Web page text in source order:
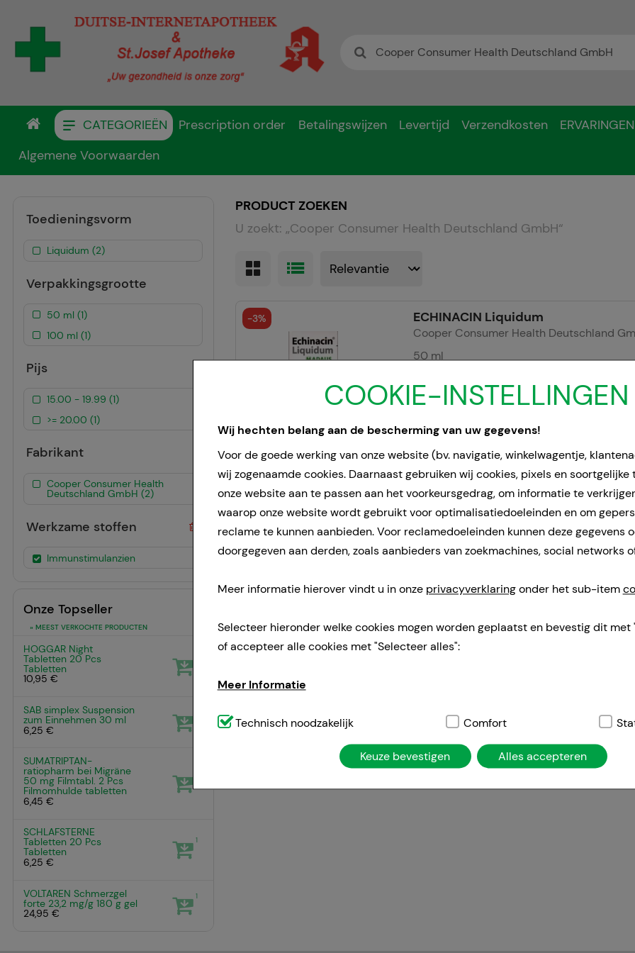
COOKIE-INSTELLINGEN
Wij hechten belang aan de bescherming van uw gegevens!
Voor de goede werking van onze website (bv. navigatie, winkelwagentje,
wij zogenaamde cookies. Daarnaast gebruiken wij cookies, pixels en soortgelijke
onze website aan te passen aan het voorkeursgedrag, om informatie te
waarop onze website wordt gebruikt voor optimalisatiedoeleinden en om
reclame te kunnen aanbieden. Voor reclamedoeleinden kunnen deze gegevens
doorgegeven aan derden, zoals aanbieders van zoekmachines, social networks
Meer informatie hierover vindt u in onze privacyverklaringonder het sub-item
Selecteer hieronder welke cookies mogen worden geplaatst en bevestig dit met
of accepteer alle cookies met "Selecteer alles":
Meer Informatie
Technisch noodzakelijk:Dit zijn cookies die noodzakelijk zijn voor de
website (bv. navigatie, winkelwagentje, klantenaccount), daarom kunnen deze
Technisch noodzakelijk Comfort
Keuze bevestigen Alles accepteren
CATEGORIEËN Prescription order Betalingswijzen Levertijd Verzendkosten ERVARINGEN
Algemene Voorwaarden
PRODUCT ZOEKEN
U zoekt: „Cooper Consumer Health Deutschland GmbH“
ECHINACIN Liquidum
Cooper Consumer Health Deutschland
50 ml
01500532
Doorgaans gereed voor verzending binnen
-3%
ECHINACIN Liquidum
Cooper Consumer Health Deutschland
100ml
Liquidum
24-36 uur.
-3%
Toedieningsvorm
Liquidum (2)
Verpakkingsgrootte
50 ml (1)
100 ml (1)
Pijs
15.00 - 19.99 (1)
>= 20.00 (1)
Fabrikant
Cooper Consumer Health
Deutschland GmbH (2)
Werkzame stoffen
Immunstimulanzien
Onze Topseller
» MEEST VERKOCHTE PRODUCTEN
HOGGAR Night
Tabletten 20 Pcs
Tabletten
10,95 €
SAB simplex Suspension
zum Einnehmen30 ml
6,25 €
SUMATRIPTAN-
ratiopharm bei Migräne
50 mg Filmtabl. 2 Pcs
Filmomhulde tabletten
6,45 €
SCHLAFSTERNE
Tabletten 20 Pcs
Tabletten
6,25 €
1
VOLTAREN Schmerzgel
forte 23,2 mg/g180 ggel
24,95 €
1